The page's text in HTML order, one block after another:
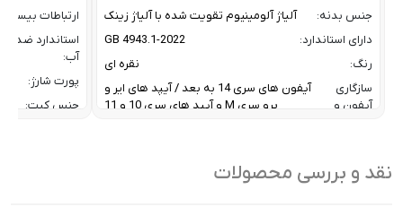
جنس بدنه:
آلیاژ آلومینیوم تقویت شده با آلیاژ زینک
دارای استاندارد:
GB 4943.1-2022
رنگ:
نقره ای
سازگاری
آیفون و
آیفون های سری 14 به بعد / آیپد های ایر و
پرو سری M و آیپد های سری 10 و 11
ظرفیت:
ارتباطات بیسیم:
استاندارد ضد
آب:
پورت شارژ:
جنس کیت:
نقد و بررسی محصولات